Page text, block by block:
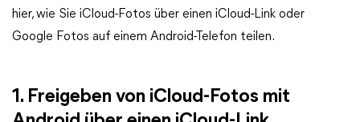
hier, wie Sie iCloud-Fotos über einen iCloud-Link oder
Google Fotos auf einem Android-Telefon teilen.
1. Freigeben von iCloud-Fotos mit